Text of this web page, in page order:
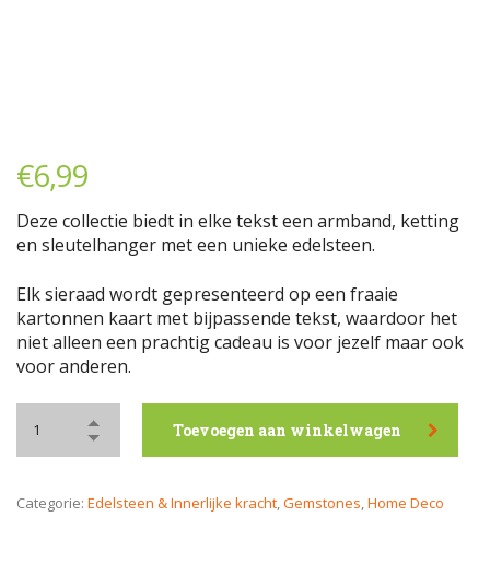
€6,99
Deze collectie biedt in elke tekst een armband, ketting
en sleutelhanger met een unieke edelsteen.
Elk sieraad wordt gepresenteerd op een fraaie
kartonnen kaart met bijpassende tekst, waardoor het
niet alleen een prachtig cadeau is voor jezelf maar ook
voor anderen.
Toevoegen aan winkelwagen
Categorie: Edelsteen & Innerlijke kracht,Gemstones,Home Deco